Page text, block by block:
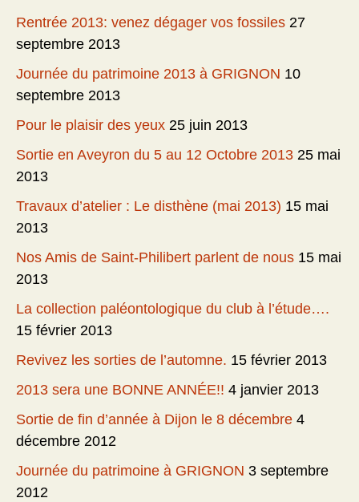
Rentrée 2013: venez dégager vos fossiles 27
septembre 2013
Journée du patrimoine 2013 à GRIGNON 10
septembre 2013
Pour le plaisir des yeux 25 juin 2013
Sortie en Aveyron du 5 au 12 Octobre 2013 25 mai
2013
Travaux d’atelier : Le disthène (mai 2013) 15 mai
2013
Nos Amis de Saint-Philibert parlent de nous 15 mai
2013
La collection paléontologique du club à l’étude….
15 février 2013
Revivez les sorties de l’automne. 15 février 2013
2013 sera une BONNE ANNÉE!! 4 janvier 2013
Sortie de fin d’année à Dijon le 8 décembre 4
décembre 2012
Journée du patrimoine à GRIGNON 3 septembre
2012